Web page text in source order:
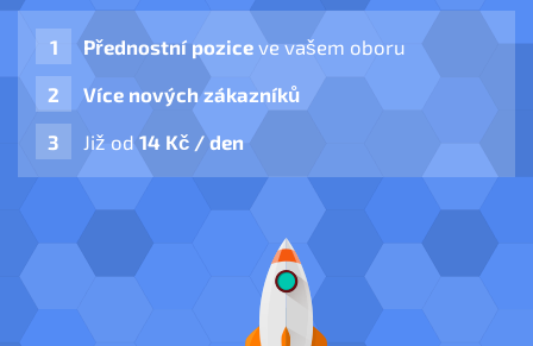
Přednostní pozice ve vašem oboru
Více nových zákazníků
Již od14 Kč / den